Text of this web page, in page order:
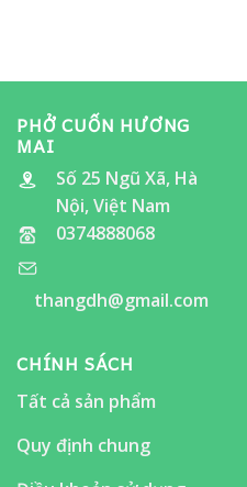
PHỞ CUỐN HƯƠNG
MAI
Số 25 Ngũ Xã, Hà
Nội, Việt Nam
0374888068
thangdh@gmail.com
CHÍNH SÁCH
Tất cả sản phẩm
Quy định chung